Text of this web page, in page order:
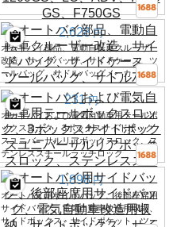
2,628 円
オートバイ部品、電動自転車クルーザー
改造、サイドバッグ、サイドケース、ツ
ールバッグ、サドルバッグメーカー
231 円
オートバイおよび電気自動車用テールボ
ックスロック、3ボックスサイドボック
スユニバーサルリアボックスロック、ス
テンレススチールラッチロック
1,898 円
オートバイ用サイドバッグ、後部座席用
サイドバッグ、電気自動車改造用収納、
サイドボックス、サイドポケット、ツー